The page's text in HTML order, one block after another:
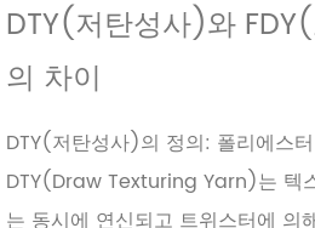
DTY(저탄성사)와
의 차이
DTY(저탄성사)의 정의: 폴리에스
DTY(Draw Texturing Yarn)는 텍
는 동시에 연신되고 트위스터에 의